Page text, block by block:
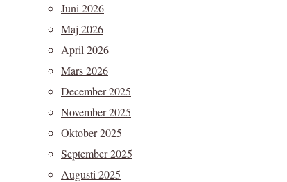
Juni 2026
Maj 2026
April 2026
Mars 2026
December 2025
November 2025
Oktober 2025
September 2025
Augusti 2025